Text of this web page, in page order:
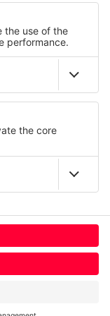
- 2026
stetig zu
Interessen
mit